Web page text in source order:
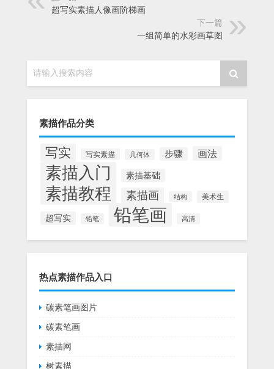
超写实素描人像画阶梯画
下一篇
一组简单的水彩画草图
请输入搜索内容
素描作品分类
写实 写实素描 几何体 步骤 画法
素描入门 素描基础
素描教程 素描画 结构 美术生
超写实 铅笔 铅笔画 高清
热点素描作品入口
碳素笔画图片
碳素笔画
素描网
树素描